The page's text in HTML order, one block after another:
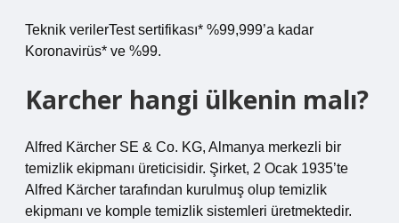
Teknik verilerTest sertifikası* %99,999’a kadar
Koronavirüs* ve %99.
Karcher hangi ülkenin malı?
Alfred Kärcher SE & Co. KG, Almanya merkezli bir
temizlik ekipmanı üreticisidir. Şirket, 2 Ocak 1935’te
Alfred Kärcher tarafından kurulmuş olup temizlik
ekipmanı ve komple temizlik sistemleri üretmektedir.